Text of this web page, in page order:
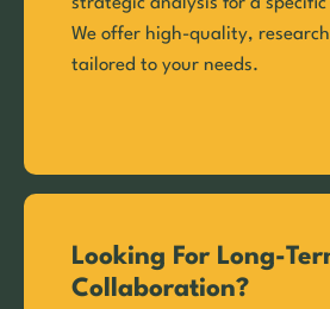
We offer high-quality,
tailored to your needs.
Looking For Long-
Collaboration?